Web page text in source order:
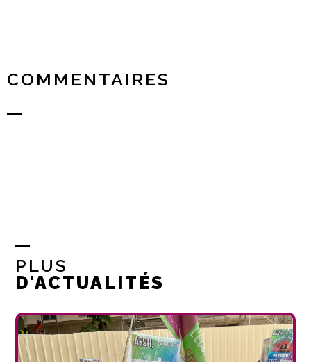
COMMENTAIRES
PLUS
D'ACTUALITÉS